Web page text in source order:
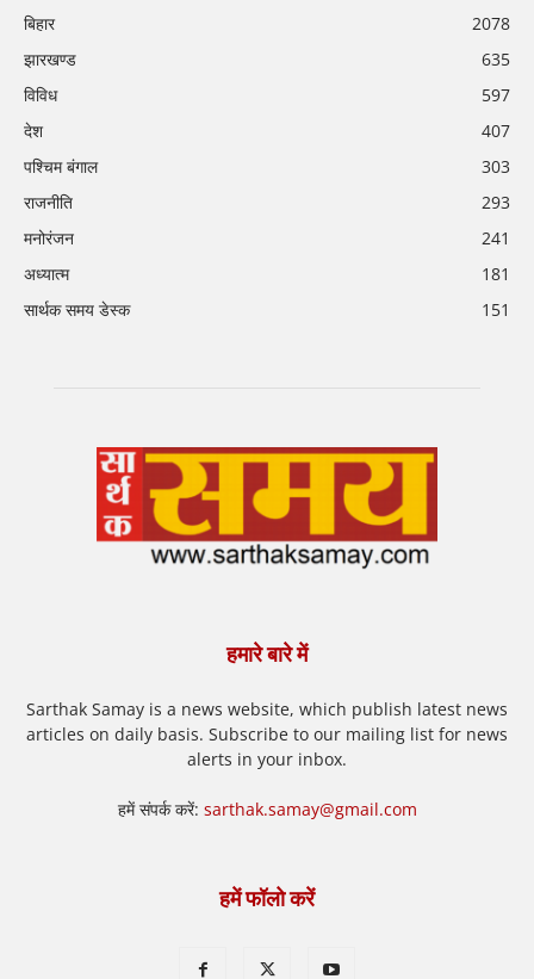
बिहार
2078
झारखण्ड
635
विविध
597
देश
407
पश्चिम बंगाल
303
राजनीति
293
मनोरंजन
241
अध्यात्म
181
सार्थक समय डेस्क
151
हमारे बारे में
Sarthak Samay is a news website, which publish latest news
articles on daily basis. Subscribe to our mailing list for news
alerts in your inbox.
हमें संपर्क करें: sarthak.samay@gmail.com
हमें फॉलो करें